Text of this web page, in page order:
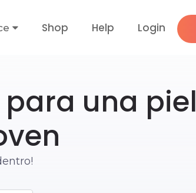
Shop Help Login
una piel